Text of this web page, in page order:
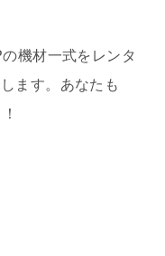
の機材一式をレンタ
ます。あなたも